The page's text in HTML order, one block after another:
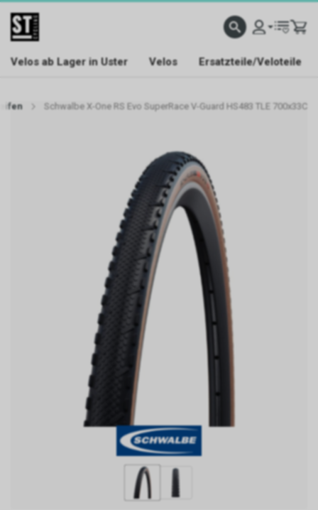
Velos ab Lager in Uster Velos Ersatzteile/Veloteile
Schwalbe X-One RS Evo SuperRace V-Guard HS483 TLE 700x33C